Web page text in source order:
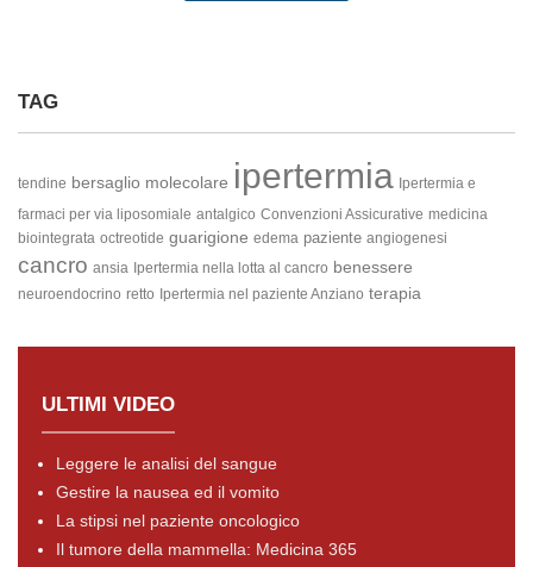
TAG
tendine bersaglio molecolare ipertermia Ipertermia e
farmaci per via liposomiale antalgico Convenzioni Assicurative medicina
biointegrata octreotide guarigione edema paziente angiogenesi
cancro ansia Ipertermia nella lotta al cancro benessere
neuroendocrino retto Ipertermia nel paziente Anziano terapia
ULTIMI VIDEO
Leggere le analisi del sangue
Gestire la nausea ed il vomito
La stipsi nel paziente oncologico
Il tumore della mammella: Medicina 365